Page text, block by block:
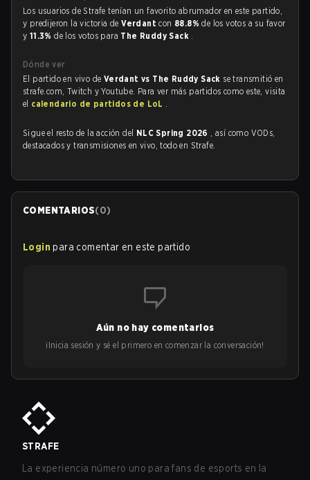
Los usuarios de Strafe tenían un favorito abrumador en este partido,
y predijeron la victoria deVerdantcon 88.8%de los votos a su favor
y 11.3%de los votos para The Ruddy Sack .
Dónde ver
El partido en vivo de Verdant vs The Ruddy Sack se transmitió en
strafe.com, Twitch y Youtube. Para ver más partidos como este, visita
el calendario de partidos de LoL .
Sigue el resto de la acción del NLC Spring 2026 , así como VODs,
destacados y transmisiones en vivo, todo en Strafe.
COMENTARIOS(0)
Login para comentar en este partido
Aún no hay comentarios
¡Inicia sesión y sé el primero en comenzar la conversación!
STRAFE
La experiencia número uno para fans de esports en la